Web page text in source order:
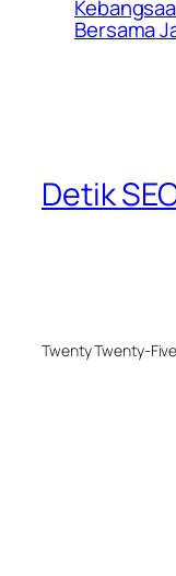
Bersama
Detik
Twenty Twenty-Five